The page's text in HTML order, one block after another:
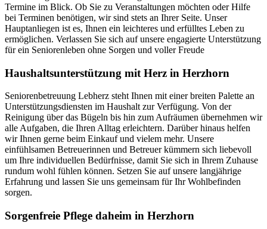
Termine im Blick. Ob Sie zu Veranstaltungen möchten oder Hilfe
bei Terminen benötigen, wir sind stets an Ihrer Seite. Unser
Hauptanliegen ist es, Ihnen ein leichteres und erfülltes Leben zu
ermöglichen. Verlassen Sie sich auf unsere engagierte Unterstützung
für ein Seniorenleben ohne Sorgen und voller Freude
Haushalts­unterstützung mit Herz in Herzhorn
Seniorenbetreuung Lebherz steht Ihnen mit einer breiten Palette an
Unterstützungsdiensten im Haushalt zur Verfügung. Von der
Reinigung über das Bügeln bis hin zum Aufräumen übernehmen wir
alle Aufgaben, die Ihren Alltag erleichtern. Darüber hinaus helfen
wir Ihnen gerne beim Einkauf und vielem mehr. Unsere
einfühlsamen Betreuerinnen und Betreuer kümmern sich liebevoll
um Ihre individuellen Bedürfnisse, damit Sie sich in Ihrem Zuhause
rundum wohl fühlen können. Setzen Sie auf unsere langjährige
Erfahrung und lassen Sie uns gemeinsam für Ihr Wohlbefinden
sorgen.
Sorgenfreie Pflege daheim in Herzhorn